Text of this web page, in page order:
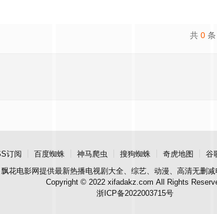
共 0 条
订阅 百度蜘蛛 神马爬虫 搜狗蜘蛛 奇虎地图 谷
飘花电影网提供最新热播电视剧大全、综艺、动漫、高清无删
Copyright © 2022 xifadakz.com All Rights
浙ICP备2022003715号